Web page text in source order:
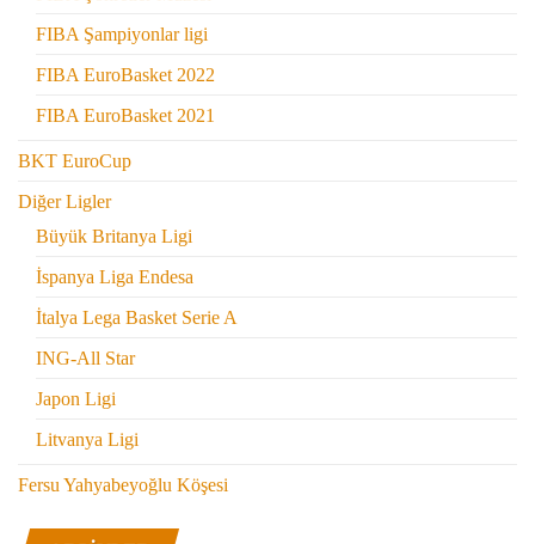
FIBA Şampiyonlar ligi
FIBA EuroBasket 2022
FIBA EuroBasket 2021
BKT EuroCup
Diğer Ligler
Büyük Britanya Ligi
İspanya Liga Endesa
İtalya Lega Basket Serie A
ING-All Star
Japon Ligi
Litvanya Ligi
Fersu Yahyabeyoğlu Köşesi